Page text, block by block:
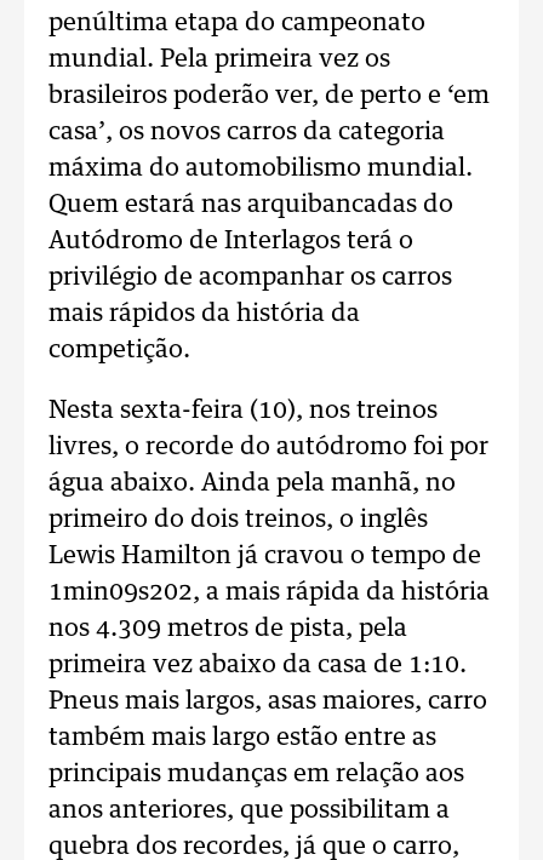
penúltima etapa do campeonato
mundial. Pela primeira vez os
brasileiros poderão ver, de perto e ‘em
casa’, os novos carros da categoria
máxima do automobilismo mundial.
Quem estará nas arquibancadas do
Autódromo de Interlagos terá o
privilégio de acompanhar os carros
mais rápidos da história da
competição.
Nesta sexta-feira (10), nos treinos
livres, o recorde do autódromo foi por
água abaixo. Ainda pela manhã, no
primeiro do dois treinos, o inglês
Lewis Hamilton já cravou o tempo de
1min09s202, a mais rápida da história
nos 4.309 metros de pista, pela
primeira vez abaixo da casa de 1:10.
Pneus mais largos, asas maiores, carro
também mais largo estão entre as
principais mudanças em relação aos
anos anteriores, que possibilitam a
quebra dos recordes, já que o carro,